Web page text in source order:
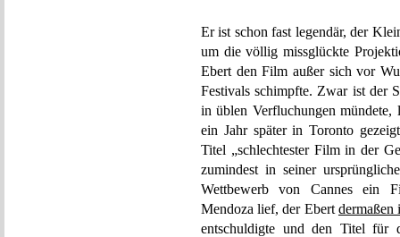
Er ist schon fast legendär, der
um die völlig missglückte
Ebert den Film außer sich vor
Festivals schimpfte. Zwar ist der
in üblen Verfluchungen
ein Jahr später in Toronto
Titel „schlechtester Film in der
zumindest in seiner
Wettbewerb von Cannes ein
Mendoza lief, der Ebert dermaßen
entschuldigte und den Titel für